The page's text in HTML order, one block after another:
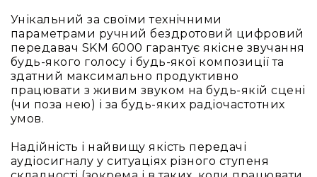
З
оголов'ям
Накамерні
Для
мобільних
пристроїв
мікрофони
Мікрофонне
Унікальний за своїми технічними
параметрами ручний бездротовий цифровий
передавач SKM 6000 гарантує якісне звучання
будь-якого голосу і будь-якої композиції та
здатний максимально продуктивно
працювати з живим звуком на будь-якій сцені
(чи поза нею) і за будь-яких радіочастотних
умов.
Надійність і найвищу якість передачі
аудіосигналу у ситуаціях різного ступеня